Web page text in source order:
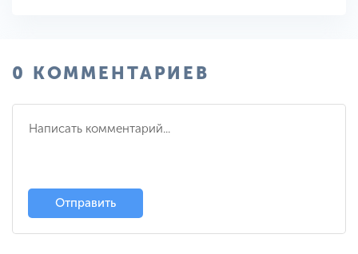
0 КОММЕНТАРИЕВ
Отправить